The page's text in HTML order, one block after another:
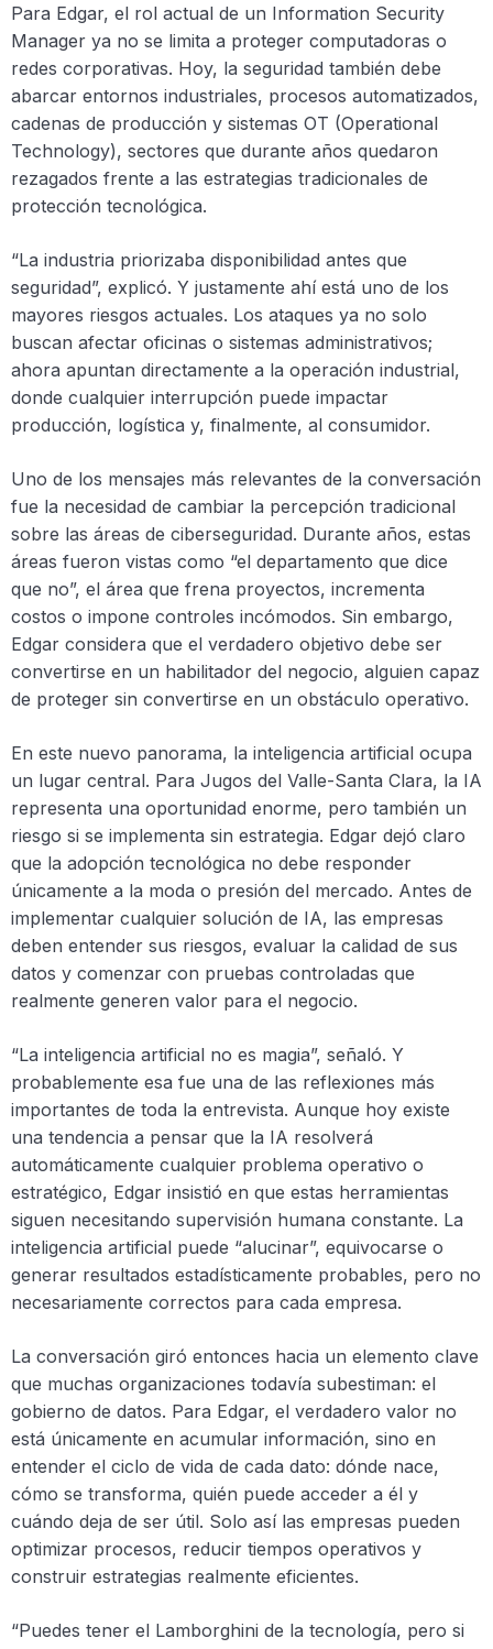
Para Edgar, el rol actual de un Information Security
Manager ya no se limita a proteger computadoras o
redes corporativas. Hoy, la seguridad también debe
abarcar entornos industriales, procesos automatizados,
cadenas de producción y sistemas OT (Operational
Technology), sectores que durante años quedaron
rezagados frente a las estrategias tradicionales de
protección tecnológica.
“La industria priorizaba disponibilidad antes que
seguridad”, explicó. Y justamente ahí está uno de los
mayores riesgos actuales. Los ataques ya no solo
buscan afectar oficinas o sistemas administrativos;
ahora apuntan directamente a la operación industrial,
donde cualquier interrupción puede impactar
producción, logística y, finalmente, al consumidor.
Uno de los mensajes más relevantes de la conversación
fue la necesidad de cambiar la percepción tradicional
sobre las áreas de ciberseguridad. Durante años, estas
áreas fueron vistas como “el departamento que dice
que no”, el área que frena proyectos, incrementa
costos o impone controles incómodos. Sin embargo,
Edgar considera que el verdadero objetivo debe ser
convertirse en un habilitador del negocio, alguien capaz
de proteger sin convertirse en un obstáculo operativo.
En este nuevo panorama, la inteligencia artificial ocupa
un lugar central. Para Jugos del Valle-Santa Clara, la IA
representa una oportunidad enorme, pero también un
riesgo si se implementa sin estrategia. Edgar dejó claro
que la adopción tecnológica no debe responder
únicamente a la moda o presión del mercado. Antes de
implementar cualquier solución de IA, las empresas
deben entender sus riesgos, evaluar la calidad de sus
datos y comenzar con pruebas controladas que
realmente generen valor para el negocio.
“La inteligencia artificial no es magia”, señaló. Y
probablemente esa fue una de las reflexiones más
importantes de toda la entrevista. Aunque hoy existe
una tendencia a pensar que la IA resolverá
automáticamente cualquier problema operativo o
estratégico, Edgar insistió en que estas herramientas
siguen necesitando supervisión humana constante. La
inteligencia artificial puede “alucinar”, equivocarse o
generar resultados estadísticamente probables, pero no
necesariamente correctos para cada empresa.
La conversación giró entonces hacia un elemento clave
que muchas organizaciones todavía subestiman: el
gobierno de datos. Para Edgar, el verdadero valor no
está únicamente en acumular información, sino en
entender el ciclo de vida de cada dato: dónde nace,
cómo se transforma, quién puede acceder a él y
cuándo deja de ser útil. Solo así las empresas pueden
optimizar procesos, reducir tiempos operativos y
construir estrategias realmente eficientes.
“Puedes tener el Lamborghini de la tecnología, pero si